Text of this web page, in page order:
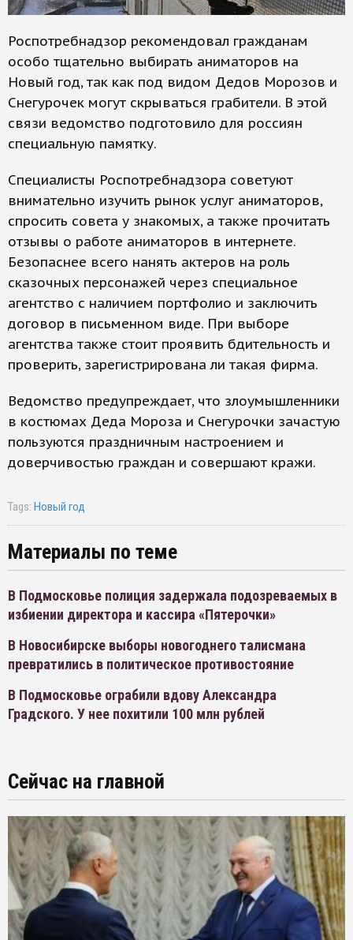
Роспотребнадзор рекомендовал гражданам
особо тщательно выбирать аниматоров на
Новый год, так как под видом Дедов Морозов и
Снегурочек могут скрываться грабители. В этой
связи ведомство подготовило для россиян
специальную памятку.
Специалисты Роспотребнадзора советуют
внимательно изучить рынок услуг аниматоров,
спросить совета у знакомых, а также прочитать
отзывы о работе аниматоров в интернете.
Безопаснее всего нанять актеров на роль
сказочных персонажей через специальное
агентство с наличием портфолио и заключить
договор в письменном виде. При выборе
агентства также стоит проявить бдительность и
проверить, зарегистрирована ли такая фирма.
Ведомство предупреждает, что злоумышленники
в костюмах Деда Мороза и Снегурочки зачастую
пользуются праздничным настроением и
доверчивостью граждан и совершают кражи.
Tags: Новый год
Материалы по теме
В Подмосковье полиция задержала подозреваемых в
избиении директора и кассира «Пятерочки»
В Новосибирске выборы новогоднего талисмана
превратились в политическое противостояние
В Подмосковье ограбили вдову Александра
Градского. У нее похитили 100 млн рублей
Сейчас на главной